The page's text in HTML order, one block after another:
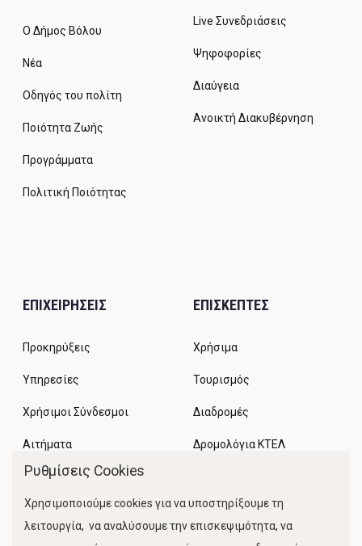
Ο Δήμος Βόλου
Νέα
Οδηγός του πολίτη
Ποιότητα Ζωής
Προγράμματα
Πολιτική Ποιότητας
Live Συνεδριάσεις
Ψηφοφορίες
Διαύγεια
Ανοικτή Διακυβέρνηση
ΕΠΙΧΕΙΡΗΣΕΙΣ
Προκηρύξεις
Υπηρεσίες
Χρήσιμοι Σύνδεσμοι
Αιτήματα
ΕΠΙΣΚΕΠΤΕΣ
Χρήσιμα
Τουρισμός
Διαδρομές
Δρομολόγια ΚΤΕΛ
Κίνηση Λιμένος
Ρυθμίσεις Cookies
Χρησιμοποιούμε cookies για να υποστηρίξουμε τη
λειτουργία, να αναλύσουμε την επισκεψιμότητα, να